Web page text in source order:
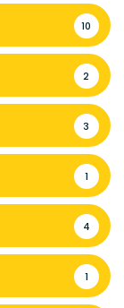
10
2
3
1
4
1